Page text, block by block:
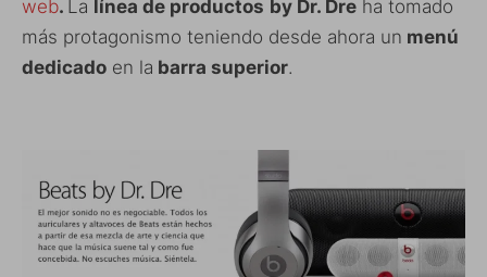
web. La línea de productos by Dr. Dre ha tomado
más protagonismo teniendo desde ahora un menú
dedicado en la barra superior.